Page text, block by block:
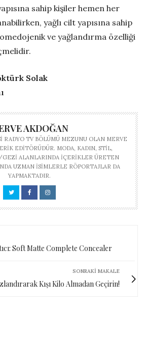
sahip kişiler hemen her
yağlı cilt yapısına sahip
ve yağlandırma özelliği
Solak
AKDOĞAN
RADYO TV BÖLÜMÜ MEZUNU OLAN MERVE
EDITÖRÜDÜR. MODA, KADIN, STIL,
ALANLARINDA IÇERIKLER ÜRETEN
UZMAN ISIMLERLE RÖPORTAJLAR DA
YAPMAKTADIR.
Soft Matte Complete Concealer
SONRAKI MAKALE
Kışı Kilo Almadan Geçirin!